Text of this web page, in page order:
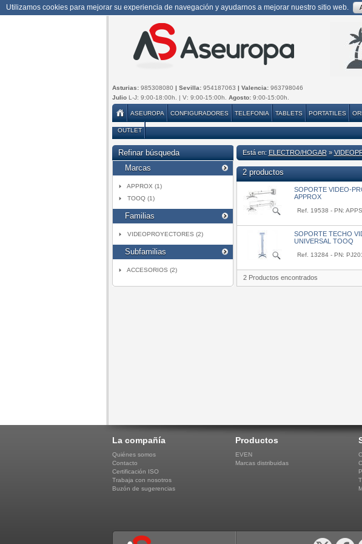
Utilizamos cookies para mejorar su experiencia de navegación y ayudarnos a mejorar nuestro sitio web.
Asturias: 985308080 | Sevilla: 954187063 | Valencia: 963798046
JulioL-J: 9:00-18:00h. | V: 9:00-15:00h. Agosto:9:00-15:00h.
ASEUROPA CONFIGURADORES TELEFONIA TABLETS PORTATILES
OUTLET
Refinar búsqueda
Marcas
APPROX (1)
TOOQ (1)
Familias
VIDEOPROYECTORES (2)
Subfamilias
ACCESORIOS (2)
Está en: ELECTRO/HOGAR»
2 productos
SOPORTE VIDEO-
APPROX
Ref. 19538 - PN:
SOPORTE TECHO
UNIVERSAL TOOQ
Ref. 13284 - PN:
2 Productos encontrados
La compañía
Quiénes somos
Contacto
Certificación ISO
Trabaja con nosotros
Buzón de sugerencias
Productos
EVEN
Marcas distribuidas